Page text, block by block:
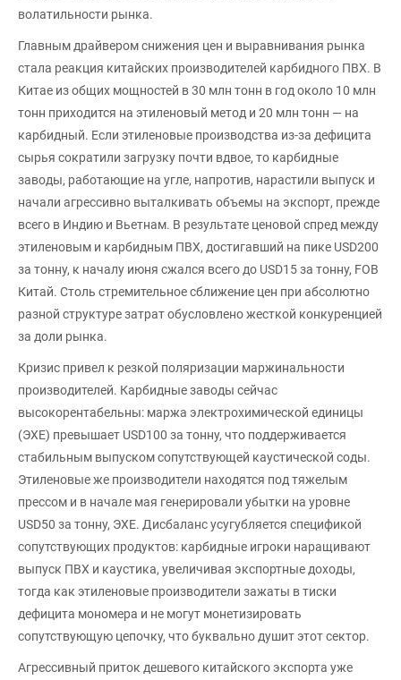
волатильности рынка.
Главным драйвером снижения цен и выравнивания рынка
стала реакция китайских производителей карбидного ПВХ. В
Китае из общих мощностей в 30 млн тонн в год около 10 млн
тонн приходится на этиленовый метод и 20 млн тонн — на
карбидный. Если этиленовые производства из-за дефицита
сырья сократили загрузку почти вдвое, то карбидные
заводы, работающие на угле, напротив, нарастили выпуск и
начали агрессивно выталкивать объемы на экспорт, прежде
всего в Индию и Вьетнам. В результате ценовой спред между
этиленовым и карбидным ПВХ, достигавший на пике USD200
за тонну, к началу июня сжался всего до USD15 за тонну, FOB
Китай. Столь стремительное сближение цен при абсолютно
разной структуре затрат обусловлено жесткой конкуренцией
за доли рынка.
Кризис привел к резкой поляризации маржинальности
производителей. Карбидные заводы сейчас
высокорентабельны: маржа электрохимической единицы
(ЭХЕ) превышает USD100 за тонну, что поддерживается
стабильным выпуском сопутствующей каустической соды.
Этиленовые же производители находятся под тяжелым
прессом и в начале мая генерировали убытки на уровне
USD50 за тонну, ЭХЕ. Дисбаланс усугубляется спецификой
сопутствующих продуктов: карбидные игроки наращивают
выпуск ПВХ и каустика, увеличивая экспортные доходы,
тогда как этиленовые производители зажаты в тиски
дефицита мономера и не могут монетизировать
сопутствующую цепочку, что буквально душит этот сектор.
Агрессивный приток дешевого китайского экспорта уже